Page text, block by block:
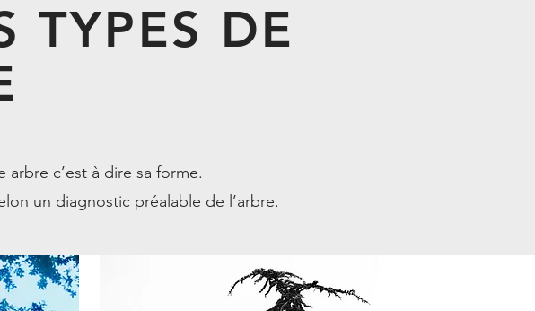
TYPES DE
c’est à dire sa forme.
un diagnostic préalable de l’arbre.